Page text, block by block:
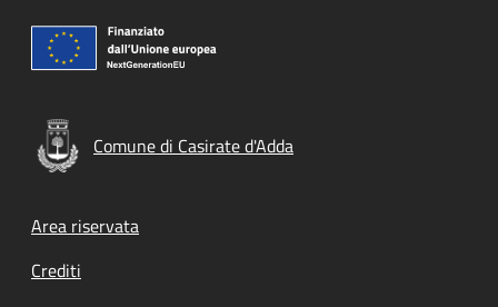
Comune di Casirate d'Adda
Footer menu
Area riservata
Crediti